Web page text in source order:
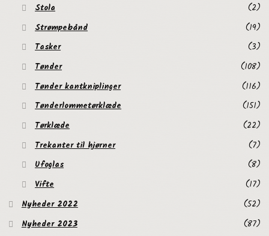
Stola
(2)
Strømpebånd
(19)
Tasker
(3)
Tønder
(108)
Tønder kantkniplinger
(116)
Tønderlommetørklæde
(151)
Tørklæde
(22)
Trekanter til hjørner
(7)
Ufoglas
(8)
Vifte
(17)
Nyheder 2022
(52)
Nyheder 2023
(87)